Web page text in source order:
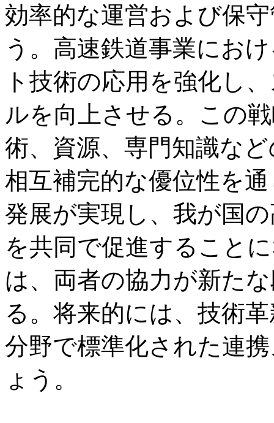
効率的な運営および保
う。高速鉄道事業にお
ト技術の応用を強化し
ルを向上させる。この
術、資源、専門知識な
相互補完的な優位性を
発展が実現し、我が国
を共同で促進すること
は、両者の協力が新た
る。将来的には、技術
分野で標準化された連
ょう。